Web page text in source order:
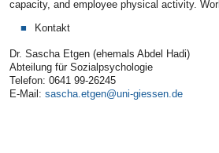
capacity, and employee physical activity.
Kontakt
Dr. Sascha Etgen (ehemals Abdel Hadi)
Abteilung für Sozialpsychologie
Telefon: 0641 99-26245
E-Mail: sascha.etgen